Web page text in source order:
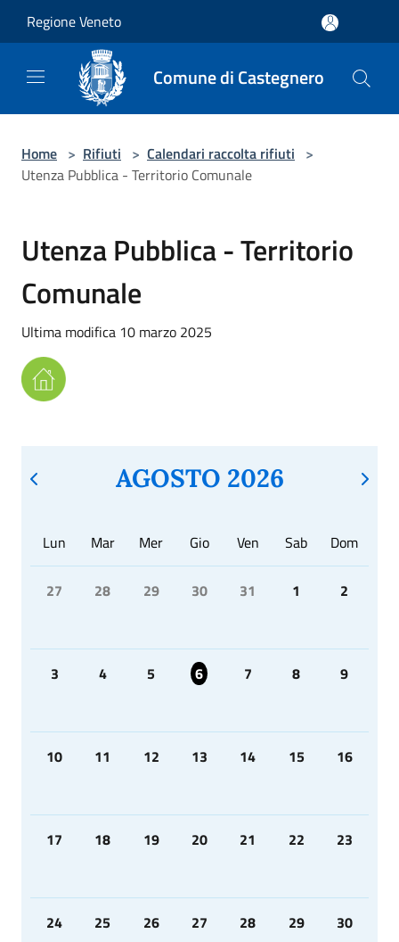
Regione Veneto
Comune di Castegnero
Home > Rifiuti > Calendari raccolta rifiuti >
Utenza Pubblica - Territorio Comunale
Utenza Pubblica - Territorio
Comunale
Ultima modifica 10 marzo 2025
AGOSTO 2026
Lun Mar Mer Gio Ven Sab Dom
27 28 29 30 31 1 2
3 4 5 6 7 8 9
10 11 12 13 14 15 16
17 18 19 20 21 22 23
24 25 26 27 28 29 30